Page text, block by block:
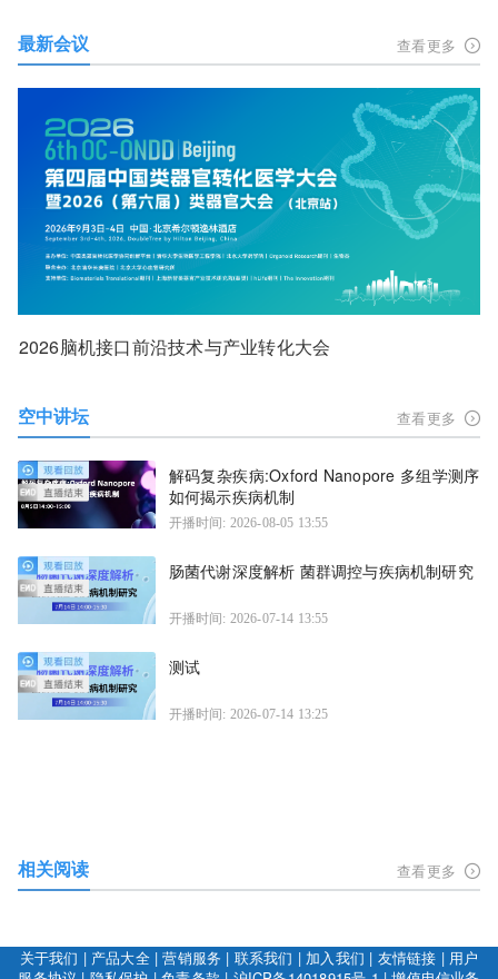
最新会议 查看更多
2026脑机接口前沿技术与产业转化大会
空中讲坛 查看更多
解码复杂疾病:Oxford Nanopore 多组学测序
如何揭示疾病机制
开播时间: 2026-08-05 13:55
肠菌代谢深度解析 菌群调控与疾病机制研究
开播时间: 2026-07-14 13:55
测试
开播时间: 2026-07-14 13:25
相关阅读 查看更多
关于我们 | 产品大全|营销服务 | 联系我们 | 加入我们 | 友情链接 | 用户